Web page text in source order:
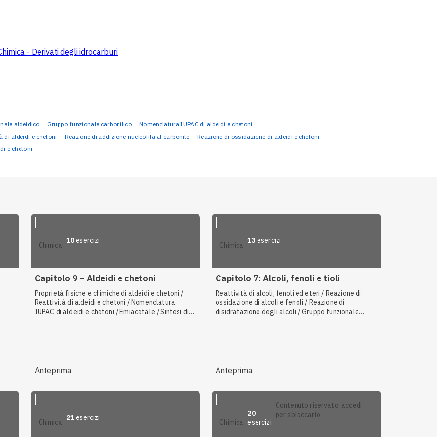
- Derivati degli idrocarburi
aldeidico Gruppo funzionale carbonilico
Nomenclatura IUPAC di aldeidi e chetoni
di aldeidi e chetoni Reazione di addizione nucleofila al carbonile
Reazione di ossidazione di aldeidi e chetoni
e chetoni
e
chimica
10 esercizi
Capitolo 9 – Aldeidi e chetoni
Proprietà fisiche e chimiche di aldeidi e chetoni /
Reattività di aldeidi e chetoni / Nomenclatura
IUPAC di aldeidi e chetoni / Emiacetale / Sintesi di
Anteprima
chimica
13 esercizi
Capitolo 7: Alcoli, fenoli e tioli
Reattività di alcoli, fenoli ed eteri / Reazione di
ossidazione di alcoli e fenoli / Reazione di
disidratazione degli alcoli / Gruppo funzionale
Anteprima
chimica
21 esercizi
chimica
20
esercizi
contenuto riservato: accedi
per sbloccarlo.